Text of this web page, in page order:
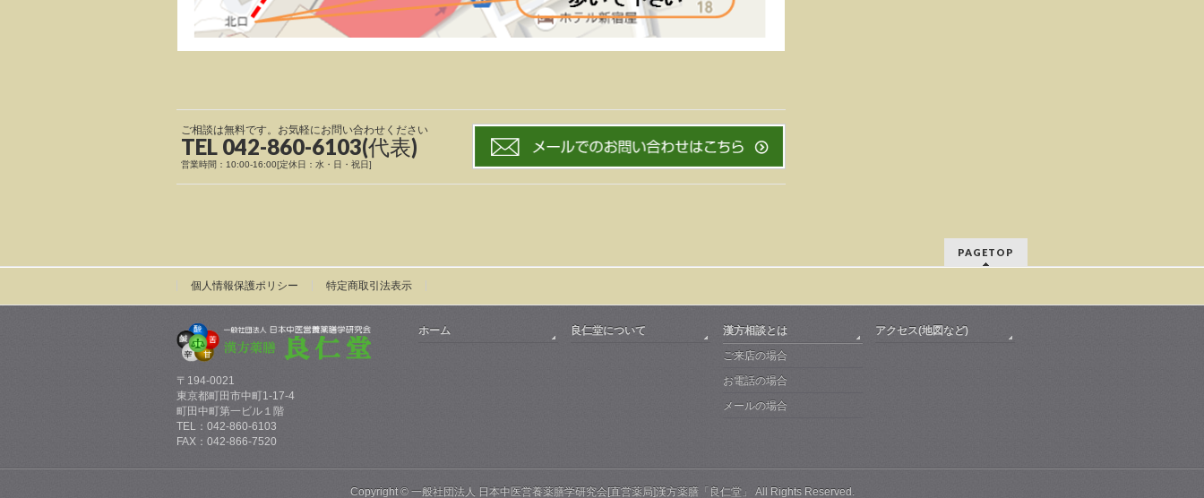
ご相談は無料です。お気軽にお問い合わせください
TEL 042-860-6103(代表)
営業時間：10:00-16:00[定休日：水・日・祝日]
PAGETOP
個人情報保護ポリシー 特定商取引法表示
〒194-0021
東京都町田市中町1-17-4
町田中町第一ビル１階
TEL：042-860-6103
FAX：042-866-7520
ホーム 良仁堂について
漢方相談とは
ご来店の場合
お電話の場合
メールの場合
アクセス(地図など)
Copyright © 一般社団法人 日本中医営養薬膳学研究会[直営薬局]漢方薬膳「良仁堂」 All Rights Reserved.